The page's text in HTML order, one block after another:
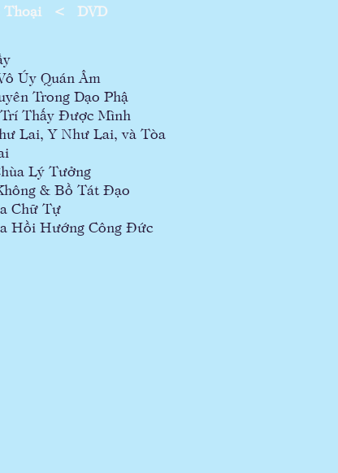
Thoại < DVD
Úy Quán Âm
Trong Dạo Phậ
Thấy Được Mình
Lai, Y Như Lai, và Tòa
Lý Tưởng
& Bồ Tát Đạo
Chữ Tự
Hồi Hướng Công Đức